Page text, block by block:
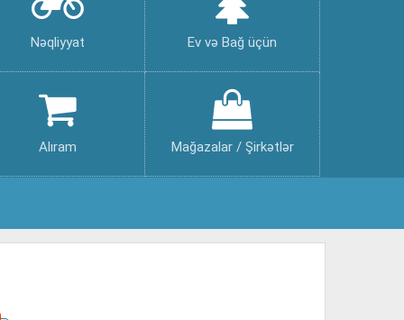
Nəqliyyat Ev və Bağ üçün
Alıram Mağazalar / Şirkətlər